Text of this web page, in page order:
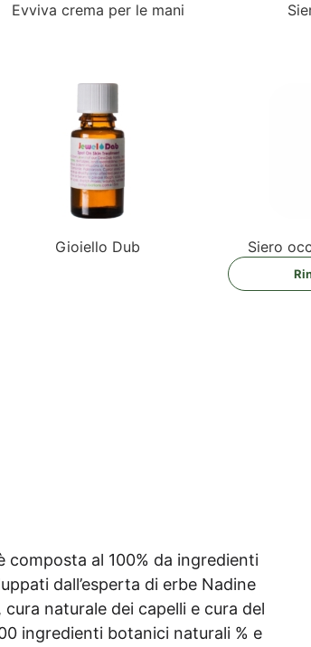
Evvi­va cre­ma per le mani
Gioiel­lo Dub Sie­ro
com­pos­ta al 100% da ingre­di­en­ti
dal­l’e­s­per­ta di erbe Nadi­ne
natu­ra­le dei capel­li e cura del
ingre­di­en­ti bota­ni­ci natu­ra­li % e